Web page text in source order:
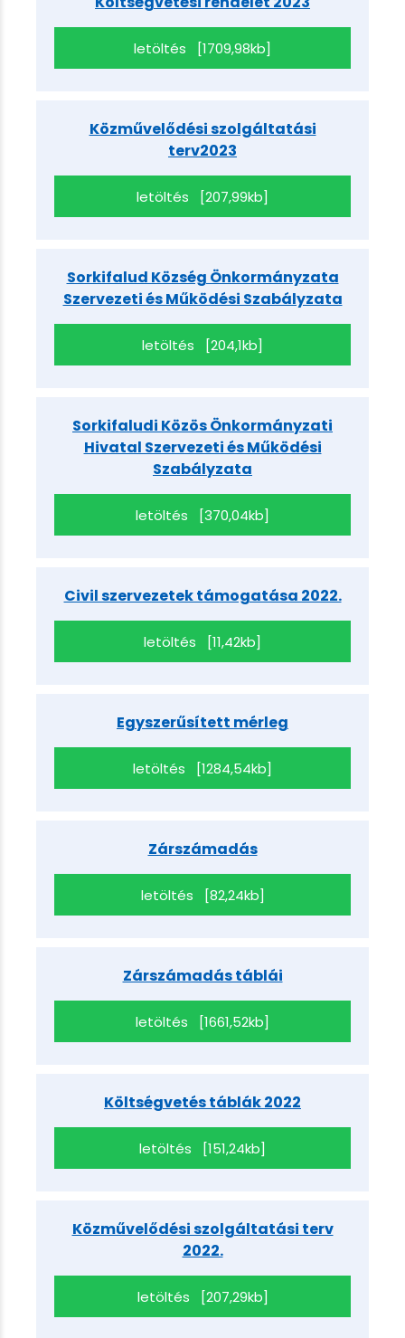
letöltés [1709,98kb]
Közművelődési szolgáltatási
terv2023
letöltés [207,99kb]
Sorkifalud Község Önkormányzata
Szervezeti és Működési Szabályzata
letöltés [204,1kb]
Sorkifaludi Közös Önkormányzati
Hivatal Szervezeti és Működési
Szabályzata
letöltés [370,04kb]
Civil szervezetek támogatása 2022.
letöltés [11,42kb]
Egyszerűsített mérleg
letöltés [1284,54kb]
Zárszámadás
letöltés [82,24kb]
Zárszámadás táblái
letöltés [1661,52kb]
Költségvetés táblák 2022
letöltés [151,24kb]
Közművelődési szolgáltatási terv
2022.
letöltés [207,29kb]